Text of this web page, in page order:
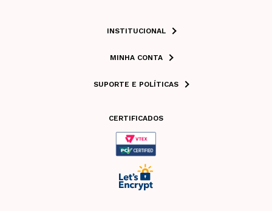
INSTITUCIONAL
MINHA CONTA
SUPORTE E POLÍTICAS
CERTIFICADOS